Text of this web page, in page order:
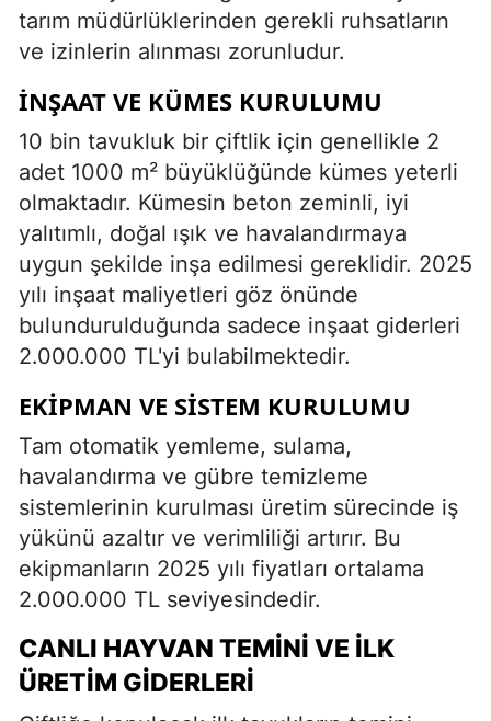
tarım müdürlüklerinden gerekli ruhsatların
ve izinlerin alınması zorunludur.
İNŞAAT VE KÜMES KURULUMU
10 bin tavukluk bir çiftlik için genellikle 2
adet 1000 m² büyüklüğünde kümes yeterli
olmaktadır. Kümesin beton zeminli, iyi
yalıtımlı, doğal ışık ve havalandırmaya
uygun şekilde inşa edilmesi gereklidir. 2025
yılı inşaat maliyetleri göz önünde
bulundurulduğunda sadece inşaat giderleri
2.000.000 TL'yi bulabilmektedir.
EKIPMAN VE SISTEM KURULUMU
Tam otomatik yemleme, sulama,
havalandırma ve gübre temizleme
sistemlerinin kurulması üretim sürecinde iş
yükünü azaltır ve verimliliği artırır. Bu
ekipmanların 2025 yılı fiyatları ortalama
2.000.000 TL seviyesindedir.
CANLI HAYVAN TEMINI VE İLK
ÜRETIM GIDERLERI